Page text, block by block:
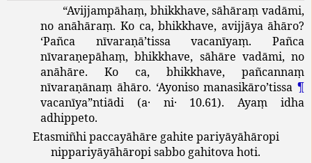
“Avijjampāhaṃ, bhikkhave,sāhāraṃ vadāmi,
no anāhāraṃ. Ko ca,bhikkhave, avijjāya āhāro?
‘Pañca nīvaraṇā’tissa vacanīyaṃ.Pañca
nīvaraṇepāhaṃ,bhikkhave, sāhāre vadāmi,no
anāhāre. Ko ca,bhikkhave,pañcannaṃ
nīvaraṇānaṃ āhāro. ‘Ayoniso manasikāro’tissa ¶
vacanīya”ntiādi(a· ni· 10.61).Ayaṃ
idha
adhippeto.
Etasmiñhi paccayāhāre gahite pariyāyāhāropi
nippariyāyāhāropisabbo gahitovahoti.